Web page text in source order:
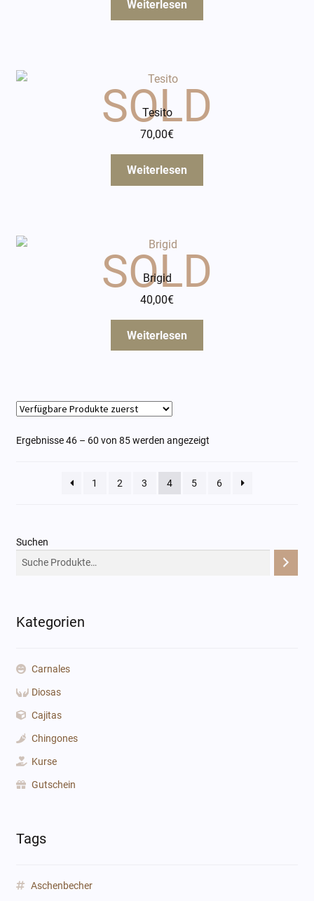
Weiterlesen
Tesito
70,00€
Weiterlesen
Brigid
40,00€
Weiterlesen
Ergebnisse 46 – 60 von 85 werden angezeigt
1 2 3 4 5 6
Suchen
Kategorien
Carnales
Diosas
Cajitas
Chingones
Kurse
Gutschein
Tags
Aschenbecher